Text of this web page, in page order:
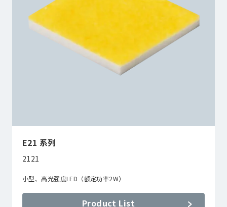
E21 系列
2121
小型、高光强度LED（额定功率2W）
Product List